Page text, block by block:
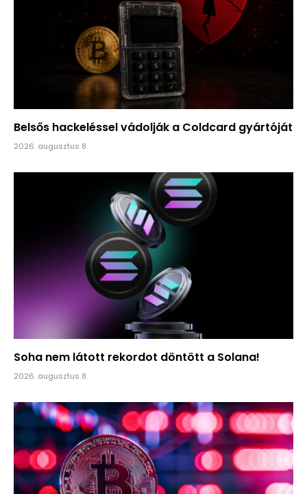
Belsős hackeléssel vádolják a Coldcard gyártóját
2026. augusztus 8.
Soha nem látott rekordot döntött a Solana!
2026. augusztus 8.